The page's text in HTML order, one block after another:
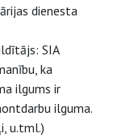
dienesta
SIA
ka
ilgums ir
ilguma.
u.tml.)